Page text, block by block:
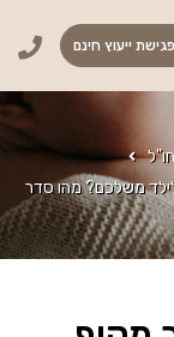
ייעוץ חינם
משלכם? מהו סדר